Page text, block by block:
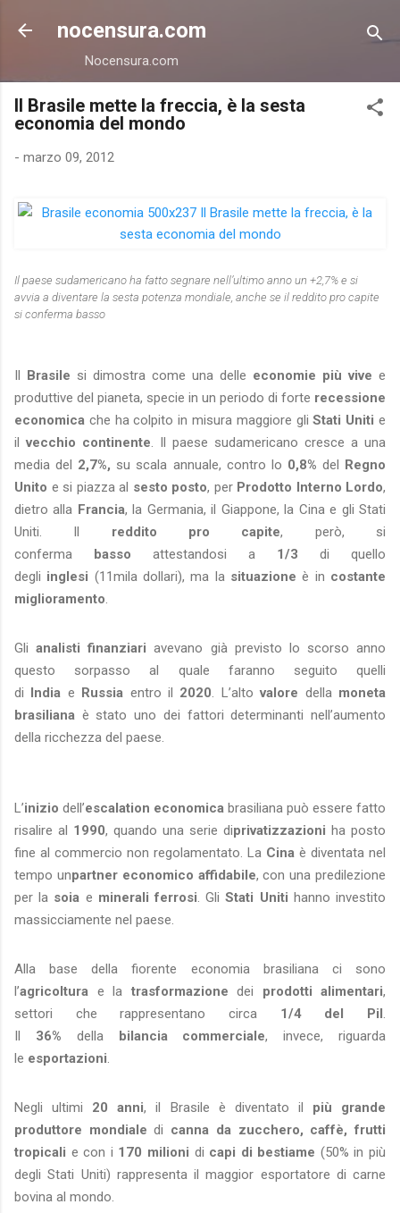
Passa ai contenuti principali
nocensura.com
Nocensura.com
Il Brasile mette la freccia, è la sesta
economia del mondo
- marzo 09, 2012
Il paese sudamericano ha fatto segnare nell’ultimo anno un +2,7% e si
avvia a diventare la sesta potenza mondiale, anche se il reddito pro capite
si conferma basso
Il Brasile si dimostra come una delle economie più vive e
produttive del pianeta, specie in un periodo di forte recessione
economica che ha colpito in misura maggiore gliStati Uniti e
ilvecchio continente. Il paese sudamericano cresce a una
media del 2,7%, su scala annuale, contro lo 0,8% del Regno
Unito e si piazza al sesto posto, per Prodotto Interno Lordo,
dietro alla Francia, la Germania, il Giappone, la Cina e gli Stati
Uniti. Il reddito pro capite, però, si
conferma basso attestandosi a 1/3 di quello
degli inglesi (11mila dollari), ma la situazione è in costante
miglioramento.
Glianalisti finanziari avevano già previsto lo scorso anno
questo sorpasso al quale faranno seguito quelli
di India e Russia entro il 2020. L’altovalore della moneta
brasiliana è stato uno dei fattori determinanti nell’aumento
della ricchezza del paese.
L’inizio dell’escalation economica brasiliana può essere fatto
risalire al 1990, quando una serie diprivatizzazioni ha posto
fine al commercio non regolamentato. La Cina è diventata nel
tempo unpartner economico affidabile, con una predilezione
per la soia e minerali ferrosi. GliStati Uniti hanno investito
massicciamente nel paese.
Alla base della fiorente economia brasiliana ci sono
l’agricoltura e la trasformazione dei prodotti alimentari,
settori che rappresentano circa 1/4 del Pil.
Il 36% della bilancia commerciale, invece, riguarda
le esportazioni.
Negli ultimi 20 anni, il Brasile è diventato il più grande
produttore mondiale di canna da zucchero, caffè, frutti
tropicali e con i 170 milioni di capi di bestiame (50% in più
degli Stati Uniti) rappresenta il maggior esportatore di carne
bovina al mondo.